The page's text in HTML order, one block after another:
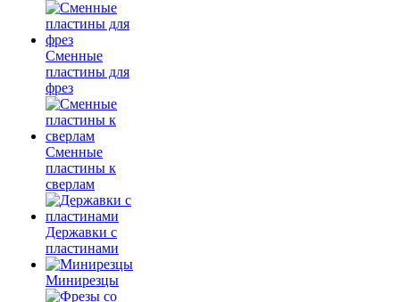
Сменные
пластины для
фрез
Сменные
пластины к
сверлам
Державки с
пластинами
Минирезцы